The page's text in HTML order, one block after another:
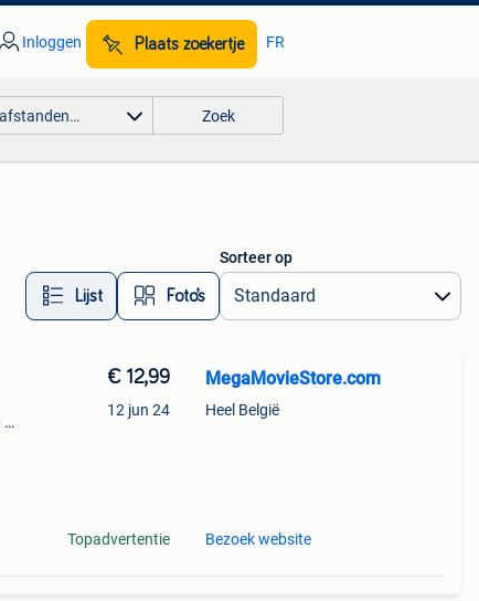
Inloggen Plaats zoekertje FR
Zoek
Lijst Foto’s
Sorteer op
€ 12,99
12 jun 24
Topadvertentie
MegaMovieStore.com
Heel België
Bezoek website